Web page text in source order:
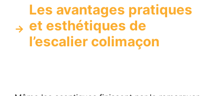
Les avantages pratiques
et esthétiques de
l’escalier colimaçon